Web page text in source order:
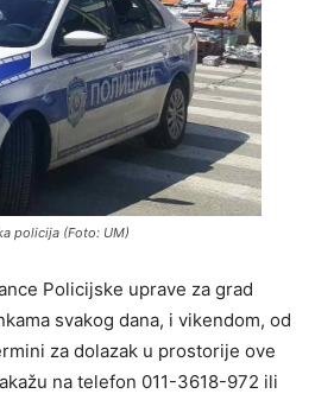
policija (Foto: UM)
Policijske uprave za grad
svakog dana, i vikendom, od
za dolazak u prostorije ove
na telefon 011-3618-972 ili